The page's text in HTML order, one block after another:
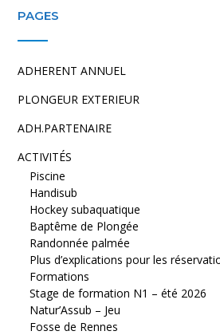
PAGES
ADHERENT ANNUEL
PLONGEUR EXTERIEUR
ADH.PARTENAIRE
ACTIVITÉS
Piscine
Handisub
Hockey subaquatique
Baptême de Plongée
Randonnée palmée
Plus d’explications pour les
Formations
Stage de formation N1 – été 2026
Natur’Assub – Jeu
Fosse de Rennes